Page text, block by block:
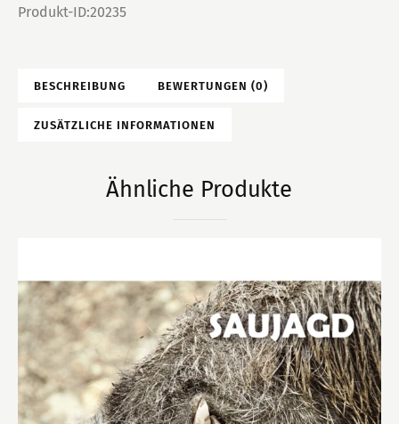
Produkt-ID:20235
BESCHREIBUNG BEWERTUNGEN (0)
ZUSÄTZLICHE INFORMATIONEN
Ähnliche Produkte